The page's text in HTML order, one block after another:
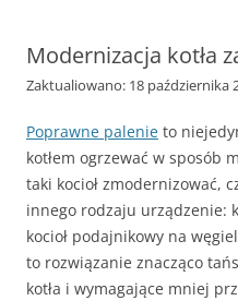
Modernizacja kotła
Zaktualiowano: 18 października
Poprawne palenie to
kotłem ogrzewać w sposób
taki kocioł zmodernizować,
innego rodzaju urządzenie:
kocioł podajnikowy na
to rozwiązanie znacząco
kotła i wymagające mniej